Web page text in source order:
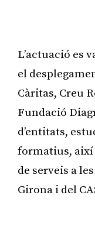
L’actuació es
el
Càritas, Creu
Fundació
d’entitats,
formatius, així
de serveis a
Girona i del